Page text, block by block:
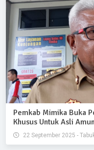
Pemkab Mimika Buka
Khusus Untuk Asli
22 September 2025 -